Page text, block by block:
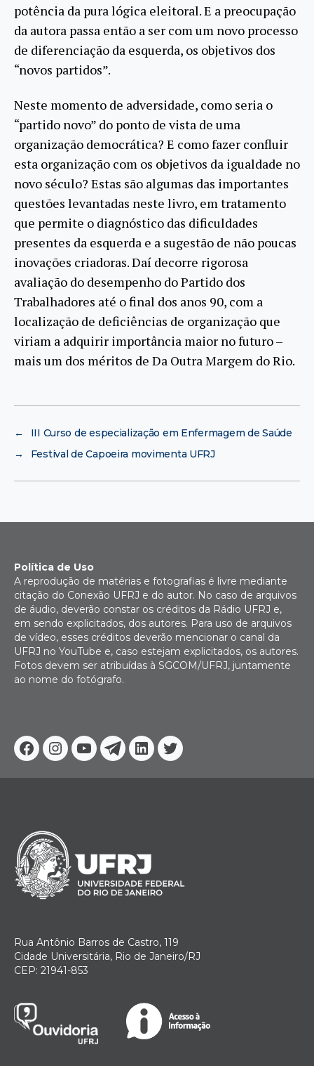
potência da pura lógica eleitoral. E a preocupação
da autora passa então a ser com um novo processo
de diferenciação da esquerda, os objetivos dos
“novos partidos”.
Neste momento de adversidade, como seria o
“partido novo” do ponto de vista de uma
organização democrática? E como fazer confluir
esta organização com os objetivos da igualdade no
novo século? Estas são algumas das importantes
questões levantadas neste livro, em tratamento
que permite o diagnóstico das dificuldades
presentes da esquerda e a sugestão de não poucas
inovações criadoras. Daí decorre rigorosa
avaliação do desempenho do Partido dos
Trabalhadores até o final dos anos 90, com a
localização de deficiências de organização que
viriam a adquirir importância maior no futuro –
mais um dos méritos de Da Outra Margem do Rio.
←
III Curso de especialização em Enfermagem de Saúde
→
Festival de Capoeira movimenta UFRJ
Facebook
Instagram
YoutubeTelegram
Linkedin
Twitter
Política de Uso
A reprodução de matérias e fotografias é livre mediante
citação do Conexão UFRJ e do autor. No caso de arquivos
de áudio, deverão constar os créditos da Rádio UFRJ e,
em sendo explicitados, dos autores. Para uso de arquivos
de vídeo, esses créditos deverão mencionar o canal da
UFRJ no YouTube e, caso estejam explicitados, os autores.
Fotos devem ser atribuídas à SGCOM/UFRJ, juntamente
ao nome do fotógrafo.
Rua Antônio Barros de Castro, 119
Cidade Universitária, Rio de Janeiro/RJ
CEP: 21941-853